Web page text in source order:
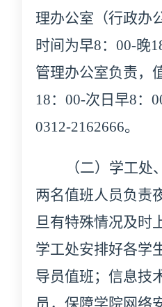
理办公室（行政办
时间为早8：00-晚
管理办公室负责，
18：00-次日早8：
0312-2162666。
（二）学工
两名值班人员负责
旦有特殊情况及时
学工处安排好各学
导员值班；信息技
员，保障学院网络